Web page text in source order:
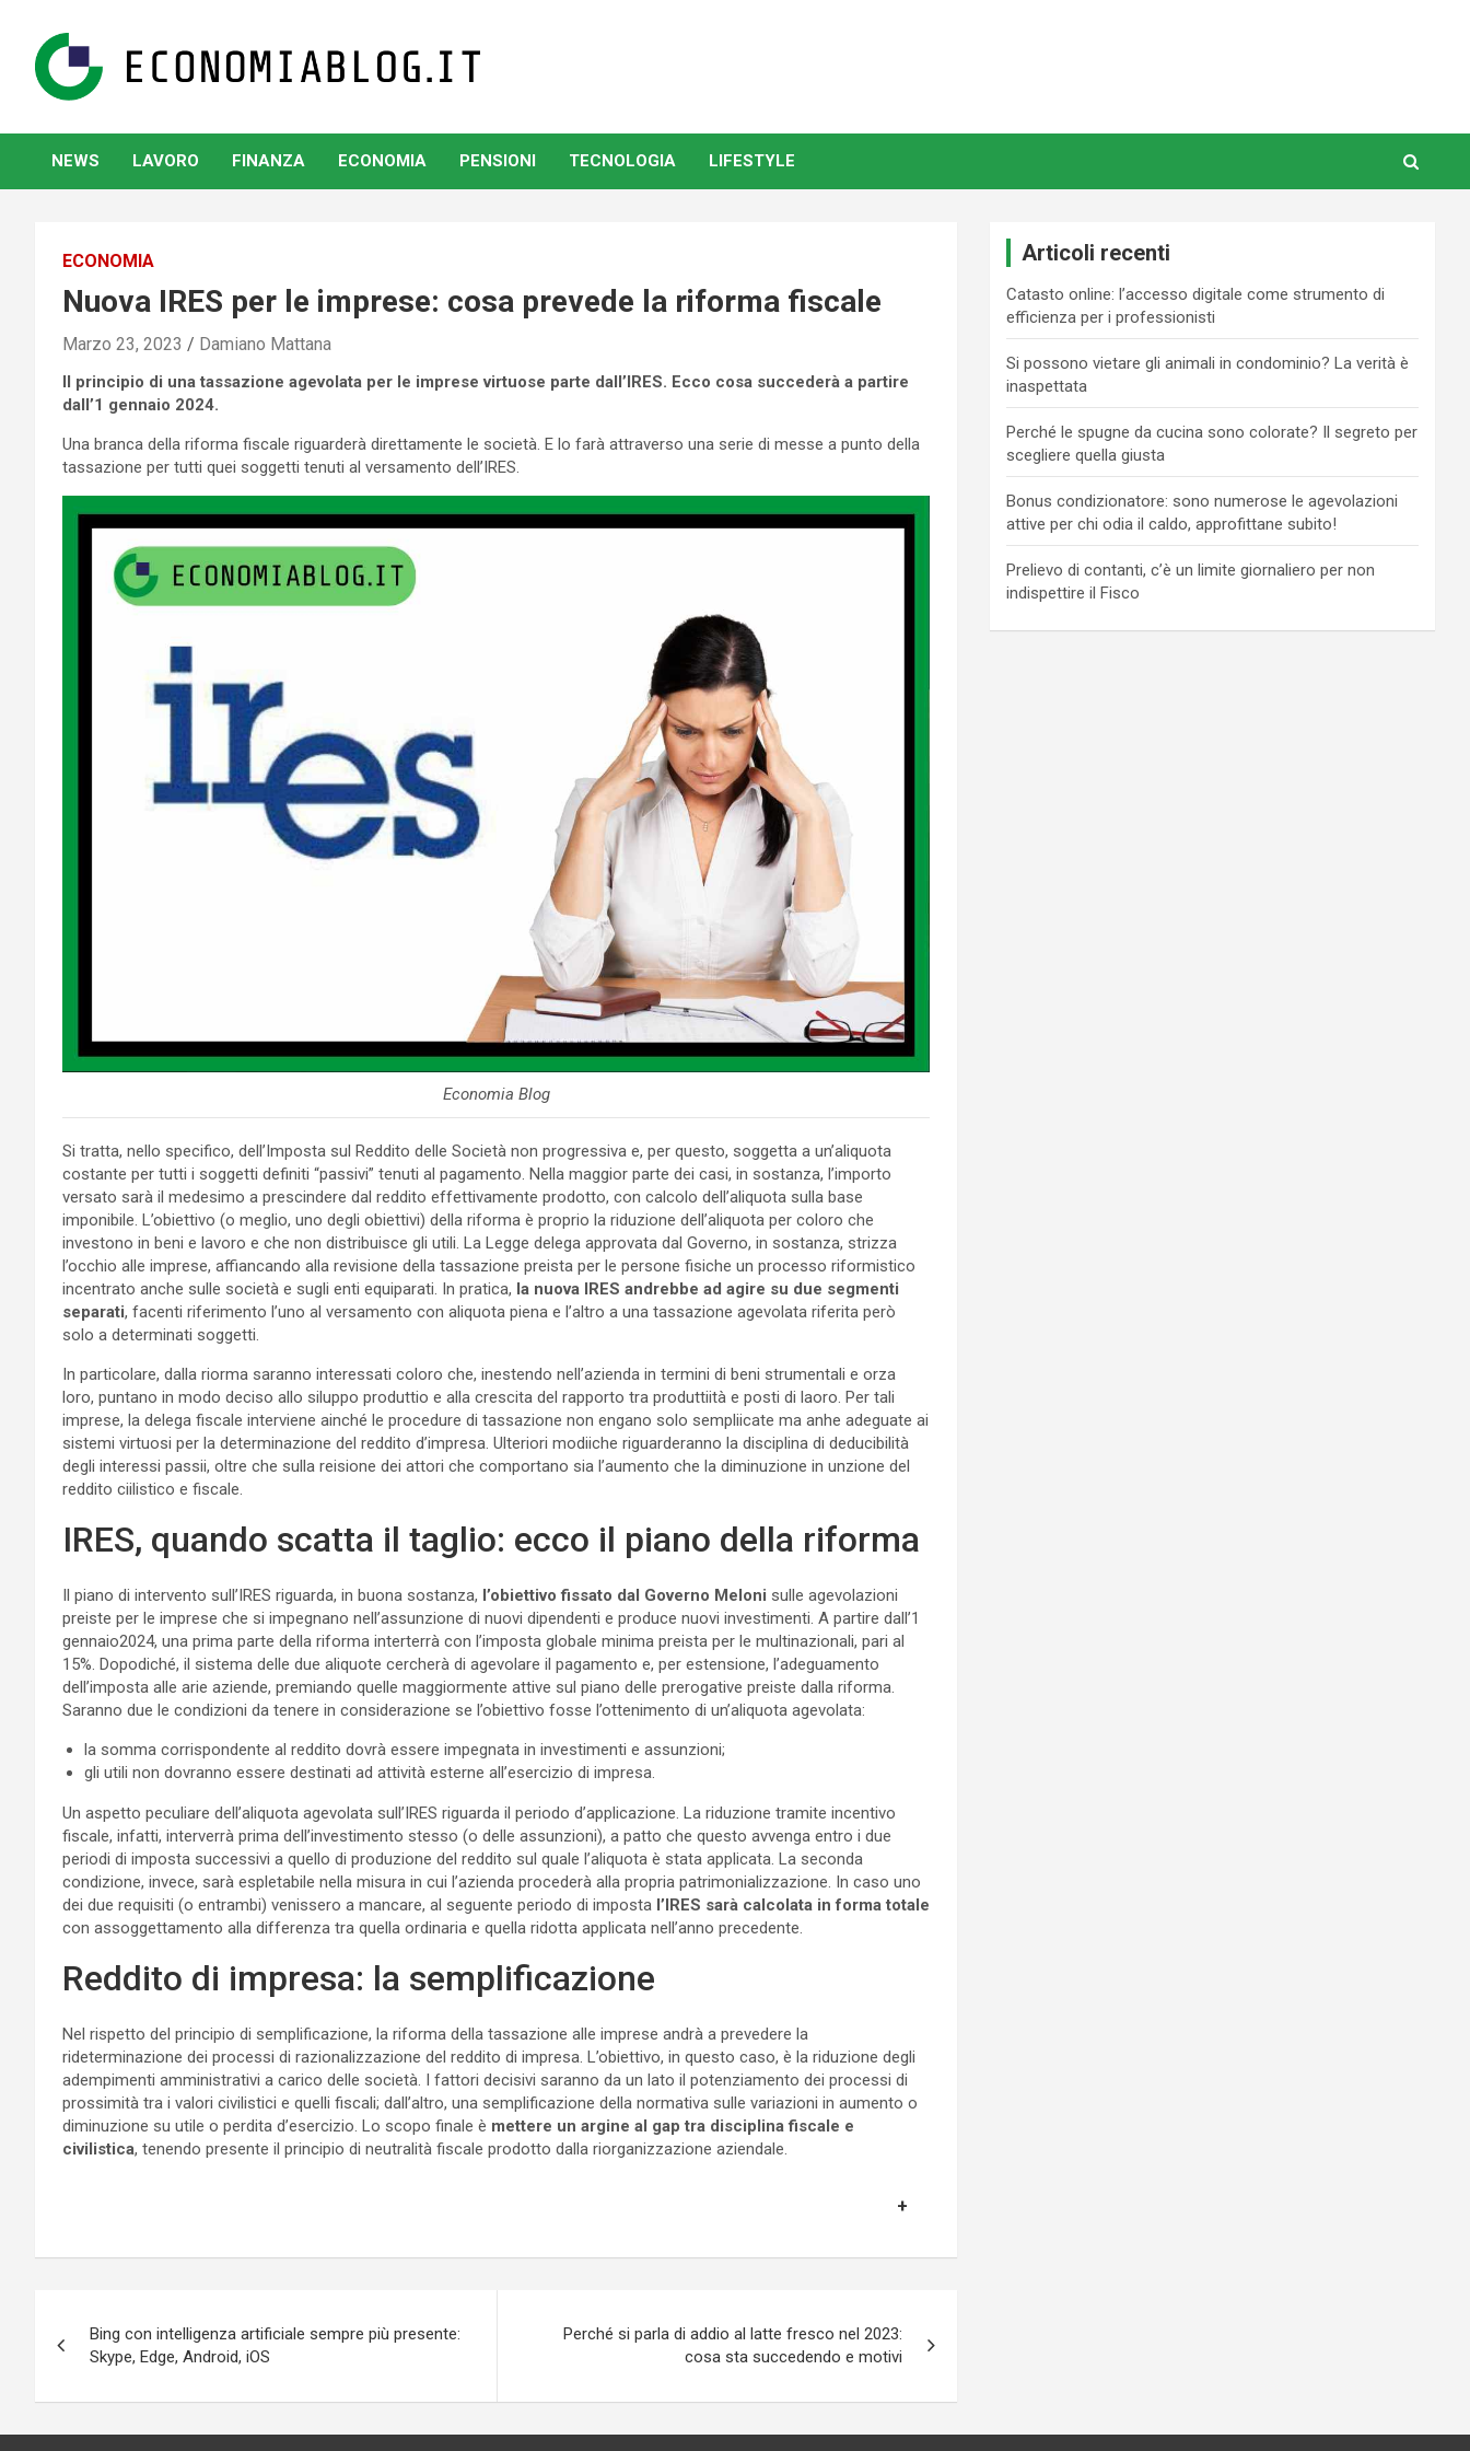
content
www.economiablog.it
NEWS LAVORO FINANZA ECONOMIA PENSIONI TECNOLOGIA LIFESTYLE
ECONOMIA
Nuova IRES per le imprese: cosa prevede la riforma fiscale
Marzo 23, 2023 Damiano Mattana
Il principio di una tassazione agevolata per le imprese virtuose parte dall’IRES. Ecco cosa succederà a partire
dall’1 gennaio 2024.
Una branca della riforma fiscale riguarderà direttamente le società. E lo farà attraverso una serie di messe a punto della
tassazione per tutti quei soggetti tenuti al versamento dell’IRES.
Economia Blog
Si tratta, nello specifico, dell’Imposta sul Reddito delle Società non progressiva e, per questo, soggetta a un’aliquota
costante per tutti i soggetti definiti “passivi” tenuti al pagamento. Nella maggior parte dei casi, in sostanza, l’importo
versato sarà il medesimo a prescindere dal reddito effettivamente prodotto, con calcolo dell’aliquota sulla base
imponibile. L’obiettivo (o meglio, uno degli obiettivi) della riforma è proprio la riduzione dell’aliquota per coloro che
investono in beni e lavoro e che non distribuisce gli utili. La Legge delega approvata dal Governo, in sostanza, strizza
l’occhio alle imprese, affiancando alla revisione della tassazione preista per le persone fisiche un processo riformistico
incentrato anche sulle società e sugli enti equiparati. In pratica, la nuova IRES andrebbe ad agire su due segmenti
separati, facenti riferimento l’uno al versamento con aliquota piena e l’altro a una tassazione agevolata riferita però
solo a determinati soggetti.
In particolare, dalla riorma saranno interessati coloro che, inestendo nell’azienda in termini di beni strumentali e orza
loro, puntano in modo deciso allo siluppo produttio e alla crescita del rapporto tra produttiità e posti di laoro. Per tali
imprese, la delega fiscale interviene ainché le procedure di tassazione non engano solo sempliicate ma anhe adeguate ai
sistemi virtuosi per la determinazione del reddito d’impresa. Ulteriori modiiche riguarderanno la disciplina di deducibilità
degli interessi passii, oltre che sulla reisione dei attori che comportano sia l’aumento che la diminuzione in unzione del
reddito ciilistico e fiscale.
IRES, quando scatta il taglio: ecco il piano della riforma
Il piano di intervento sull’IRES riguarda, in buona sostanza, l’obiettivo fissato dal Governo Meloni sulle agevolazioni
preiste per le imprese che si impegnano nell’assunzione di nuovi dipendenti e produce nuovi investimenti. A partire dall’1
gennaio2024, una prima parte della riforma interterrà con l’imposta globale minima preista per le multinazionali, pari al
15%. Dopodiché, il sistema delle due aliquote cercherà di agevolare il pagamento e, per estensione, l’adeguamento
dell’imposta alle arie aziende, premiando quelle maggiormente attive sul piano delle prerogative preiste dalla riforma.
Saranno due le condizioni da tenere in considerazione se l’obiettivo fosse l’ottenimento di un’aliquota agevolata:
la somma corrispondente al reddito dovrà essere impegnata in investimenti e assunzioni;
gli utili non dovranno essere destinati ad attività esterne all’esercizio di impresa.
Un aspetto peculiare dell’aliquota agevolata sull’IRES riguarda il periodo d’applicazione. La riduzione tramite incentivo
fiscale, infatti, interverrà prima dell’investimento stesso (o delle assunzioni), a patto che questo avvenga entro i due
periodi di imposta successivi a quello di produzione del reddito sul quale l’aliquota è stata applicata. La seconda
condizione, invece, sarà espletabile nella misura in cui l’azienda procederà alla propria patrimonializzazione. In caso uno
dei due requisiti (o entrambi) venissero a mancare, al seguente periodo di imposta l’IRES sarà calcolata in forma totale
con assoggettamento alla differenza tra quella ordinaria e quella ridotta applicata nell’anno precedente.
Reddito di impresa: la semplificazione
Nel rispetto del principio di semplificazione, la riforma della tassazione alle imprese andrà a prevedere la
rideterminazione dei processi di razionalizzazione del reddito di impresa. L’obiettivo, in questo caso, è la riduzione degli
adempimenti amministrativi a carico delle società. I fattori decisivi saranno da un lato il potenziamento dei processi di
prossimità tra i valori civilistici e quelli fiscali; dall’altro, una semplificazione della normativa sulle variazioni in aumento o
diminuzione su utile o perdita d’esercizio. Lo scopo finale è mettere un argine al gap tra disciplina fiscale e
civilistica, tenendo presente il principio di neutralità fiscale prodotto dalla riorganizzazione aziendale.
articoli
Bing con intelligenza artificiale sempre più presente:
Skype, Edge, Android, iOS
Perché si parla di addio al latte fresco nel 2023:
cosa sta succedendo e motivi
Articoli recenti
Catasto online: l’accesso digitale come strumento di
efficienza per i professionisti
Si possono vietare gli animali in condominio? La verità è
inaspettata
Perché le spugne da cucina sono colorate? Il segreto per
scegliere quella giusta
Bonus condizionatore: sono numerose le agevolazioni
attive per chi odia il caldo, approfittane subito!
Prelievo di contanti, c’è un limite giornaliero per non
indispettire il Fisco